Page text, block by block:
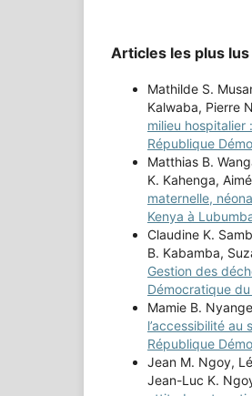
Articles les plus
Mathilde S.
Kalwaba, Pierre
milieu
République
Matthias B.
K. Kahenga,
maternelle,
Kenya à
Claudine K.
B. Kabamba,
Gestion des
Démocratique
Mamie B.
l’accessibilité
République
Jean M. Ngoy,
Jean-Luc K.